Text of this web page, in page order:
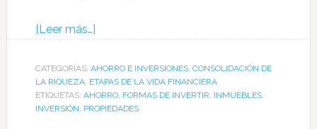
[Leer más…]
CATEGORÍAS: AHORRO E INVERSIONES, CONSOLIDACIÓN DE
LA RIQUEZA, ETAPAS DE LA VIDA FINANCIERA
ETIQUETAS: AHORRO, FORMAS DE INVERTIR, INMUEBLES,
INVERSIÓN, PROPIEDADES